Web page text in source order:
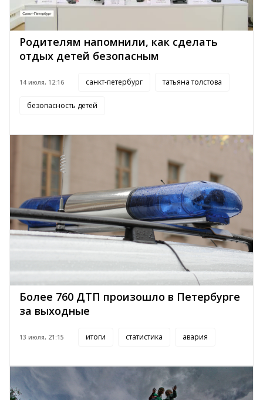
Родителям напомнили, как сделать
отдых детей безопасным
14 июля, 12:16 санкт-петербург татьяна толстова
безопасность детей
Более 760 ДТП произошло в Петербурге
за выходные
13 июля, 21:15 итоги статистика авария